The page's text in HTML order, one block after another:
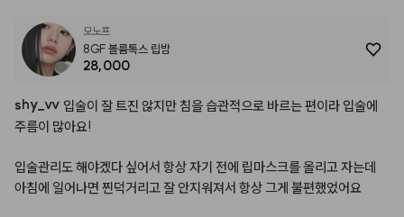
모노프
8GF 볼륨톡스 립밤
28,000
shy vv 입술이 잘 트진 않지만 침을 습관적으로 바르는편이라 입술에
주름이 많아요!
입술관리도해야겠다 싶어서 항상자기 전에 립마스크를올리고자는데
아침에 일어나면 찐덕거리고잘안지워져서 항상 그게 불편했었어요